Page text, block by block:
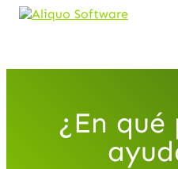
¿En qué